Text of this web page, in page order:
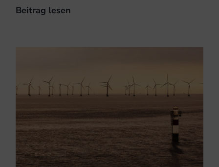
Beitrag lesen
angelockt